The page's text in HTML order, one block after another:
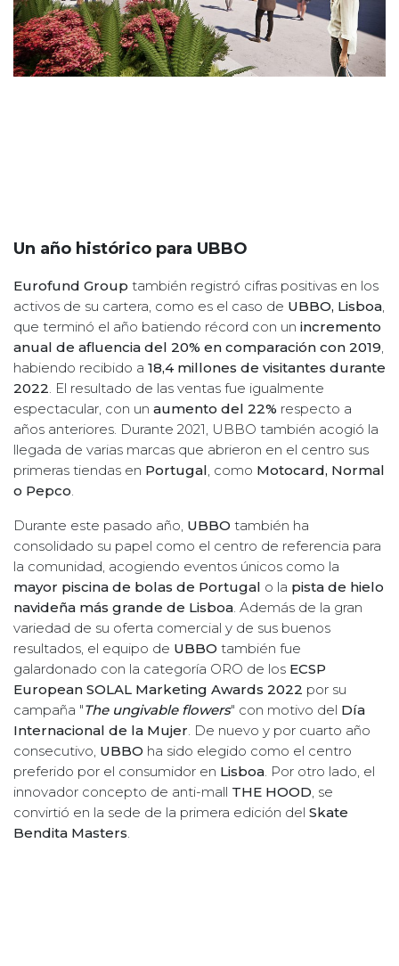
Un año histórico para UBBO
Eurofund Group también registró cifras positivas en los
activos de su cartera, como es el caso de UBBO, Lisboa,
que terminó el año batiendo récord con un incremento
anual de afluencia del 20% en comparación con 2019,
habiendo recibido a 18,4 millones de visitantes durante
2022. El resultado de las ventas fue igualmente
espectacular, con un aumento del 22% respecto a
años anteriores. Durante 2021, UBBO también acogió la
llegada de varias marcas que abrieron en el centro sus
primeras tiendas en Portugal, como Motocard, Normal
o Pepco.
Durante este pasado año, UBBO también ha
consolidado su papel como el centro de referencia para
la comunidad, acogiendo eventos únicos como la
mayor piscina de bolas de Portugal o la pista de hielo
navideña más grande de Lisboa. Además de la gran
variedad de su oferta comercial y de sus buenos
resultados, el equipo de UBBO también fue
galardonado con la categoría ORO de los ECSP
European SOLAL Marketing Awards 2022 por su
campaña "The ungivable flowers" con motivo del Día
Internacional de la Mujer. De nuevo y por cuarto año
consecutivo, UBBO ha sido elegido como el centro
preferido por el consumidor en Lisboa. Por otro lado, el
innovador concepto de anti-mall THE HOOD, se
convirtió en la sede de la primera edición del Skate
Bendita Masters.